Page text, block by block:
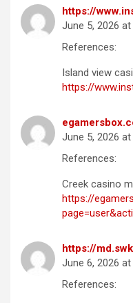
https://
June 5, 2026 at
References:
Island view
https://
June 5, 2026 at
References:
Creek casino
https://
https://
June 6, 2026 at
References: